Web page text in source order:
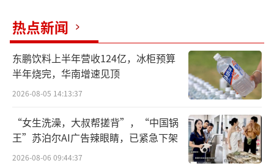
公开资料显示，钟薛高食品（上海）有限
公司成立于2018年3月，法定代表人为林盛，注
册资本约12亿人民币，经营范围包括食品销
售、食用农产品零售、日用百货销售、服装服
饰零售等。股东信息显示，该公司由Glorysee
d HK Limited全资持股。天眼风险信息显示，
今年2月，该公司被强制执行81万余元，后因未
履行生效法律文书确定的给付义务，钟薛高食
热点新闻
东鹏饮料上半年营收124亿，冰柜预算
半年烧完，华南增速见顶
2026-08-05 14:13:37
“女生洗澡，大叔帮搓背”，“中国锅
王”苏泊尔AI广告辣眼睛，已紧急下架
2026-08-06 09:44:37